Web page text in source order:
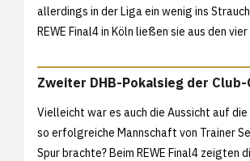
allerdings in der Liga ein wenig ins
REWE Final4 in Köln ließen sie aus den
Zweiter DHB-Pokalsieg der
Vielleicht war es auch die Aussicht auf
so erfolgreiche Mannschaft von Trainer
Spur brachte? Beim REWE Final4 zeigten